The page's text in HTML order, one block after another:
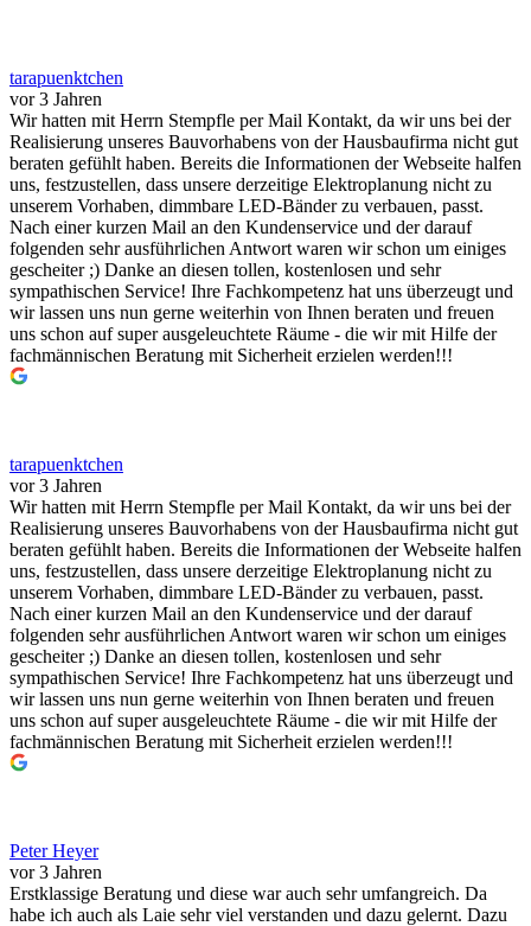
tarapuenktchen
vor 3 Jahren
Wir hatten mit Herrn Stempfle per Mail Kontakt, da wir uns bei der
Realisierung unseres Bauvorhabens von der Hausbaufirma nicht gut
beraten gefühlt haben. Bereits die Informationen der Webseite halfen
uns, festzustellen, dass unsere derzeitige Elektroplanung nicht zu
unserem Vorhaben, dimmbare LED-Bänder zu verbauen, passt.
Nach einer kurzen Mail an den Kundenservice und der darauf
folgenden sehr ausführlichen Antwort waren wir schon um einiges
gescheiter ;) Danke an diesen tollen, kostenlosen und sehr
sympathischen Service! Ihre Fachkompetenz hat uns überzeugt und
wir lassen uns nun gerne weiterhin von Ihnen beraten und freuen
uns schon auf super ausgeleuchtete Räume - die wir mit Hilfe der
fachmännischen Beratung mit Sicherheit erzielen werden!!!
tarapuenktchen
vor 3 Jahren
Wir hatten mit Herrn Stempfle per Mail Kontakt, da wir uns bei der
Realisierung unseres Bauvorhabens von der Hausbaufirma nicht gut
beraten gefühlt haben. Bereits die Informationen der Webseite halfen
uns, festzustellen, dass unsere derzeitige Elektroplanung nicht zu
unserem Vorhaben, dimmbare LED-Bänder zu verbauen, passt.
Nach einer kurzen Mail an den Kundenservice und der darauf
folgenden sehr ausführlichen Antwort waren wir schon um einiges
gescheiter ;) Danke an diesen tollen, kostenlosen und sehr
sympathischen Service! Ihre Fachkompetenz hat uns überzeugt und
wir lassen uns nun gerne weiterhin von Ihnen beraten und freuen
uns schon auf super ausgeleuchtete Räume - die wir mit Hilfe der
fachmännischen Beratung mit Sicherheit erzielen werden!!!
Peter Heyer
vor 3 Jahren
Erstklassige Beratung und diese war auch sehr umfangreich. Da
habe ich auch als Laie sehr viel verstanden und dazu gelernt. Dazu